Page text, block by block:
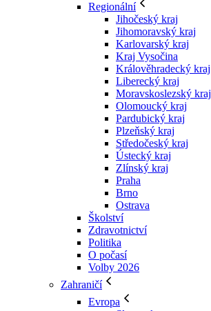
Regionální
Jihočeský kraj
Jihomoravský kraj
Karlovarský kraj
Kraj Vysočina
Králověhradecký kraj
Liberecký kraj
Moravskoslezský kraj
Olomoucký kraj
Pardubický kraj
Plzeňský kraj
Středočeský kraj
Ústecký kraj
Zlínský kraj
Praha
Brno
Ostrava
Školství
Zdravotnictví
Politika
O počasí
Volby 2026
Zahraničí
Evropa